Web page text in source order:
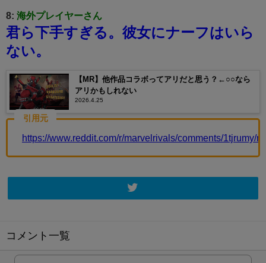
8: 海外プレイヤーさん
君ら下手すぎる。彼女にナーフはいら
ない。
【MR】他作品コラボってアリだと思う？←○○なら
アリかもしれない
2026.4.25
引用元
https://www.reddit.com/r/marvelrivals/comments/1tjrumy/
コメント一覧